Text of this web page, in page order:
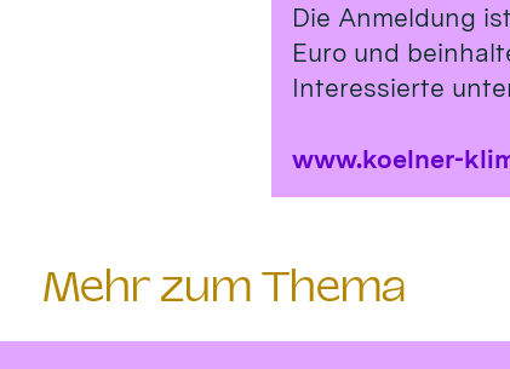
Die Anmeldung
Euro und
Interessierte
www.koelner-
Mehr zum Thema